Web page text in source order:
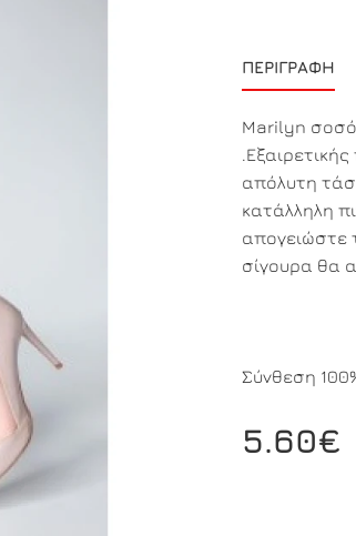
ΠΕΡΙΓΡΑΦΉ
Marilyn
απόλυτη
κατάλληλη
απογειώστε
σίγουρα θα
Σύνθεση
5.60€